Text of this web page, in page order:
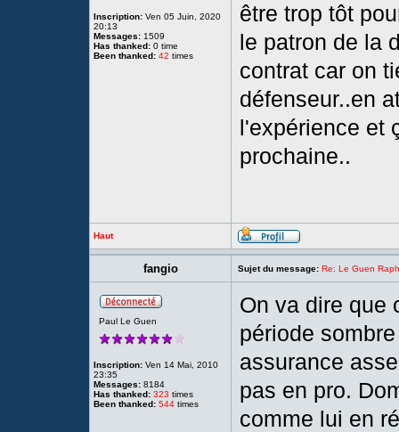
Inscription: Ven 05 Juin, 2020
20:13
Messages: 1509
Has thanked: 0 time
Been thanked: 42 times
être trop tôt
le patron de la
contrat car on
défenseur..en
l'expérience et
prochaine..
Haut
fangio Sujet du message: Re: Le Guen
Paul Le Guen
Inscription: Ven 14 Mai, 2010
23:35
Messages: 8184
Has thanked: 323 times
Been thanked: 544 times
On va dire que
période
assurance
pas en pro.
comme lui en